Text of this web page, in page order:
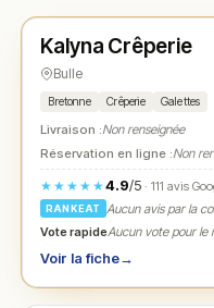
★ N° 1
Kalyna Crêperie
Bulle
Bretonne Crêperie Galettes
Livraison :Non renseignée
Réservation en ligne :Non
★★★★★4.9/5· 111 avis
RANKEAT
Aucun avis par la
Vote rapideAucun vote pour le
Voir la fiche→